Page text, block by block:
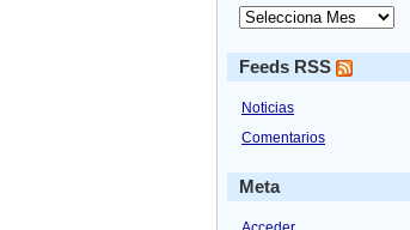
Feeds RSS
Noticias
Comentarios
Meta